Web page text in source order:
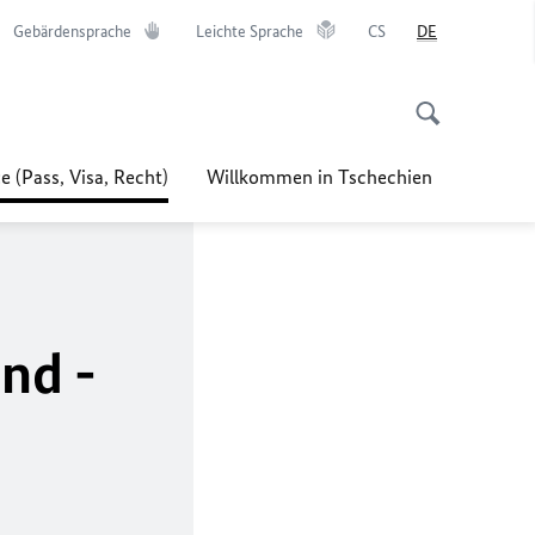
Gebärdensprache Leichte Sprache CS DE
(Pass, Visa, Recht) Willkommen in Tschechien
-